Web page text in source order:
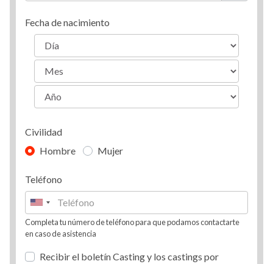
Fecha de nacimiento
Civilidad
Hombre
Mujer
Teléfono
Completa tu número de teléfono para que podamos contactarte
en caso de asistencia
Recibir el boletín Casting y los castings por